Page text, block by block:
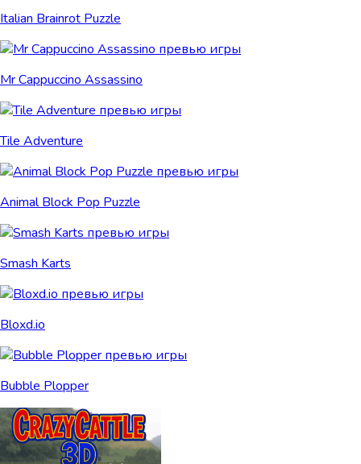
Italian Brainrot Puzzle
Mr Cappuccino Assassino
Tile Adventure
Animal Block Pop Puzzle
Smash Karts
Bloxd.io
Bubble Plopper